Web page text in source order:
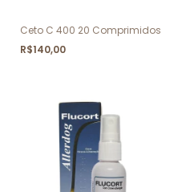
Ceto C 400 20 Comprimidos
R$140,00